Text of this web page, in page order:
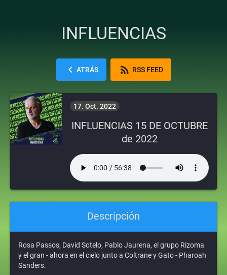
INFLUENCIAS
chevron_left ATRÁS rss_feed RSS FEED
17. Oct. 2022
INFLUENCIAS 15 DE OCTUBRE
de 2022
Descripción
Rosa Passos, David Sotelo, Pablo Jaurena, el grupo Rizoma
y el gran - ahora en el cielo junto a Coltrane y Gato - Pharoah
Sanders.